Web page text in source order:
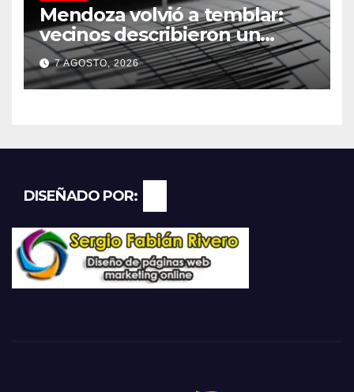
Mendoza volvió a temblar:
vecinos describieron un
“sacudón” acompañado por
un fuerte estruendo
7 AGOSTO, 2026
DISEÑADO POR: